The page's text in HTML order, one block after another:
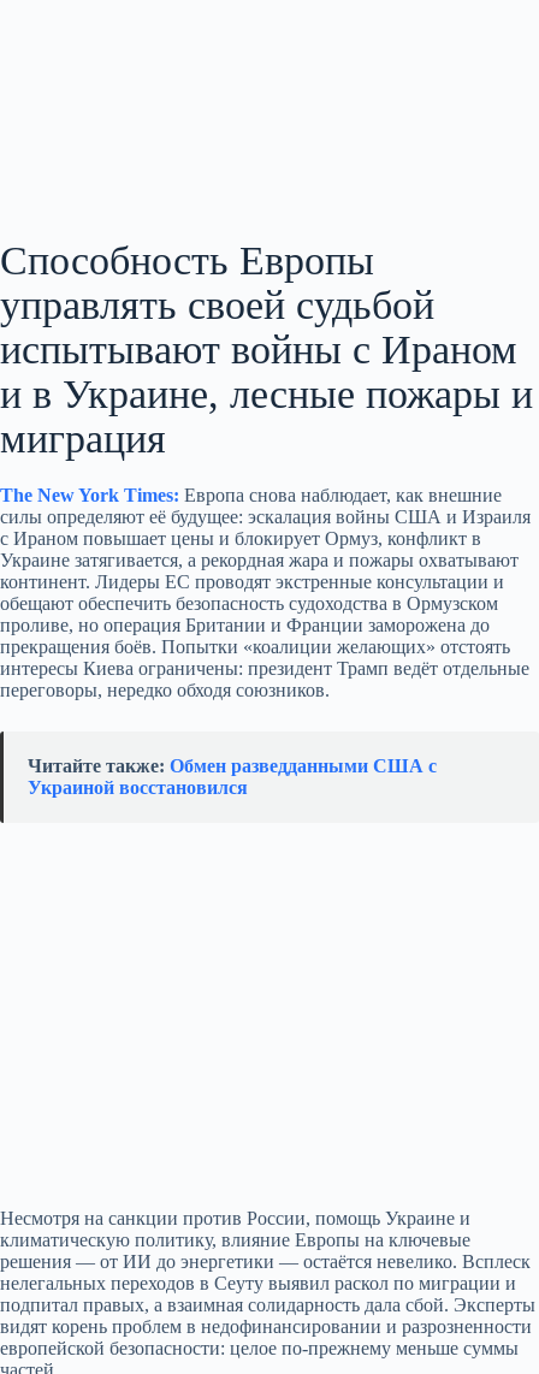
Способность Европы
управлять своей судьбой
испытывают войны с Ираном
и в Украине, лесные пожары и
миграция
The New York Times: Европа снова наблюдает, как внешние
силы определяют её будущее: эскалация войны США и Израиля
с Ираном повышает цены и блокирует Ормуз, конфликт в
Украине затягивается, а рекордная жара и пожары охватывают
континент. Лидеры ЕС проводят экстренные консультации и
обещают обеспечить безопасность судоходства в Ормузском
проливе, но операция Британии и Франции заморожена до
прекращения боёв. Попытки «коалиции желающих» отстоять
интересы Киева ограничены: президент Трамп ведёт отдельные
переговоры, нередко обходя союзников.
Читайте также: Обмен разведданными США с
Украиной восстановился
Несмотря на санкции против России, помощь Украине и
климатическую политику, влияние Европы на ключевые
решения — от ИИ до энергетики — остаётся невелико. Всплеск
нелегальных переходов в Сеуту выявил раскол по миграции и
подпитал правых, а взаимная солидарность дала сбой. Эксперты
видят корень проблем в недофинансировании и разрозненности
европейской безопасности: целое по‑прежнему меньше суммы
частей.